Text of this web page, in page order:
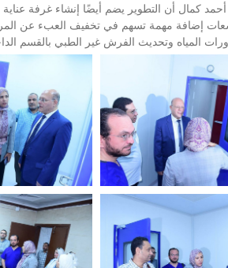
إضافة مهمة تسهم في تخفيف العبء عن
المياه وتحديث الفرش غير الطبي بالقسم